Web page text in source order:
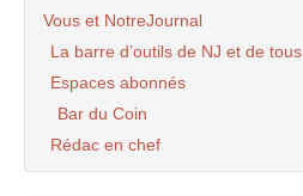
Vous et NotreJournal
La barre d’outils de NJ et de tous
Espaces abonnés
Bar du Coin
Rédac en chef